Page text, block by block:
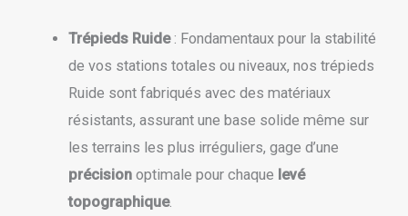
Trépieds Ruide: Fondamentaux pour la stabilité
de vos stations totales ou niveaux, nos trépieds
Ruide sont fabriqués avec des matériaux
résistants, assurant une base solide même sur
les terrains les plus irréguliers, gage d’une
précisionoptimale pour chaque levé
topographique.